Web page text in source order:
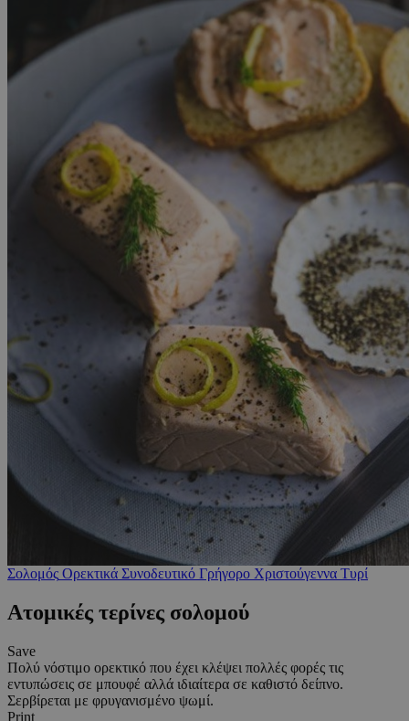
Σολομός Ορεκτικά Συνοδευτικό Γρήγορο Χριστούγεννα Τυρί
Ατομικές τερίνες σολομού
Save
Πολύ νόστιμο ορεκτικό που έχει κλέψει πολλές φορές τις
εντυπώσεις σε μπουφέ αλλά ιδιαίτερα σε καθιστό δείπνο.
Σερβίρεται με φρυγανισμένο ψωμί.
Print